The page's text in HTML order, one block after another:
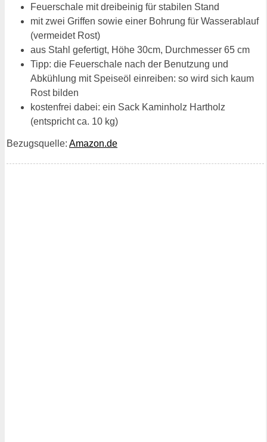
Feuerschale mit dreibeinig für stabilen Stand
mit zwei Griffen sowie einer Bohrung für Wasserablauf
(vermeidet Rost)
aus Stahl gefertigt, Höhe 30cm, Durchmesser 65 cm
Tipp: die Feuerschale nach der Benutzung und
Abkühlung mit Speiseöl einreiben: so wird sich kaum
Rost bilden
kostenfrei dabei: ein Sack Kaminholz Hartholz
(entspricht ca. 10 kg)
Bezugsquelle: Amazon.de